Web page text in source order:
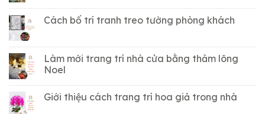
Cách bố trí tranh treo tường phòng khách
Làm mới trang trí nhà cửa bằng thảm lông
Noel
Giới thiệu cách trang trí hoa giả trong nhà